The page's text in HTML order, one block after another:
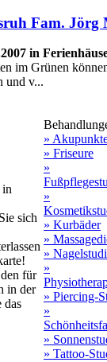
Fam. Jörg
in
im Grünen
und v...
in
sich
für
in der
das
»
» Friseure
»
»
» Kurbäder
»
»
»
» Piercing-
»
»
» Tattoo-